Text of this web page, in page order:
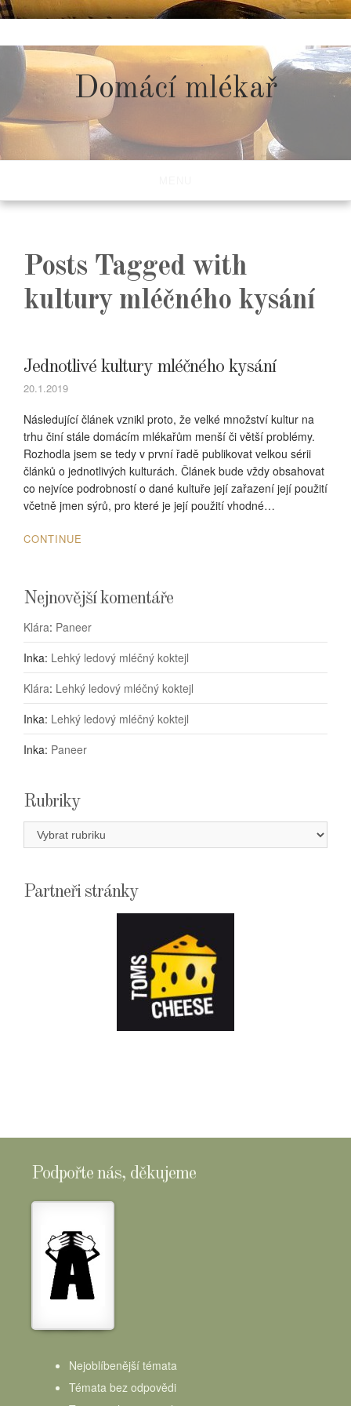
to
content
Domácí mlékař
Posts Tagged with
kultury mléčného kysání
Jednotlivé kultury mléčného kysání
20.1.2019
Následující článek vznikl proto, že velké množství kultur na
trhu činí stále domácím mlékařům menší či větší problémy.
Rozhodla jsem se tedy v první řadě publikovat velkou sérii
článků o jednotlivých kulturách. Článek bude vždy obsahovat
co nejvíce podrobností o dané kultuře její zařazení její použití
včetně jmen sýrů, pro které je její použití vhodné…
CONTINUE
Nejnovější komentáře
Klára: Paneer
Inka: Lehký ledový mléčný koktejl
Klára: Lehký ledový mléčný koktejl
Inka: Lehký ledový mléčný koktejl
Inka: Paneer
Rubriky
Rubriky
Partneři stránky
Podpořte nás, děkujeme
Nejoblíbenější témata
Témata bez odpovědi